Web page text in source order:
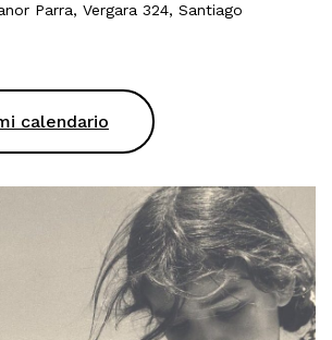
Parra, Vergara 324, Santiago
calendario